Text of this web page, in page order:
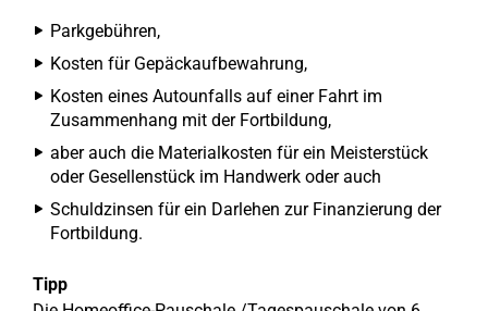
Parkgebühren,
Kosten für Gepäckaufbewahrung,
Kosten eines Autounfalls auf einer Fahrt im
Zusammenhang mit der Fortbildung,
aber auch die Materialkosten für ein Meisterstück
oder Gesellenstück im Handwerk oder auch
Schuldzinsen für ein Darlehen zur Finanzierung der
Fortbildung.
Tipp